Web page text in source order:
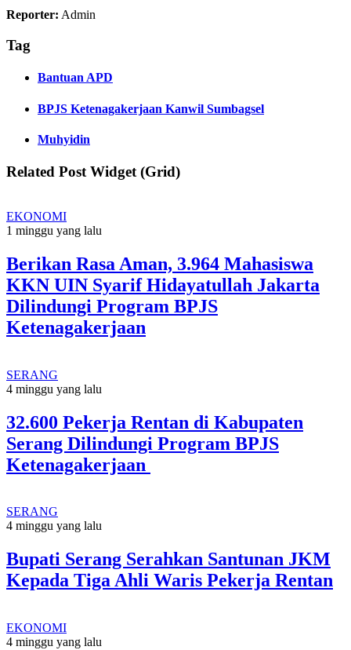
Reporter: Admin
Tag
Bantuan APD
BPJS Ketenagakerjaan Kanwil Sumbagsel
Muhyidin
Related Post Widget (Grid)
EKONOMI
1 minggu yang lalu
Berikan Rasa Aman, 3.964 Mahasiswa
KKN UIN Syarif Hidayatullah Jakarta
Dilindungi Program BPJS
Ketenagakerjaan
SERANG
4 minggu yang lalu
32.600 Pekerja Rentan di Kabupaten
Serang Dilindungi Program BPJS
Ketenagakerjaan
SERANG
4 minggu yang lalu
Bupati Serang Serahkan Santunan JKM
Kepada Tiga Ahli Waris Pekerja Rentan
EKONOMI
4 minggu yang lalu